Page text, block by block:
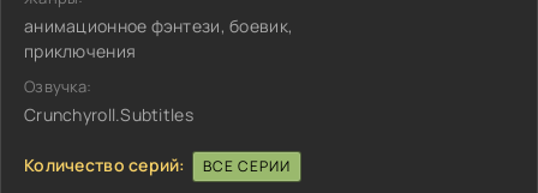
анимационное фэнтези, боевик,
приключения
Озвучка:
Crunchyroll.Subtitles
Количество серий: ВСЕ СЕРИИ